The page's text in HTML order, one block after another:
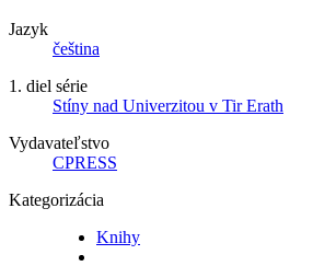
Jazyk
čeština
1. diel série
Stíny nad Univerzitou v Tir Erath
Vydavateľstvo
CPRESS
Kategorizácia
Knihy